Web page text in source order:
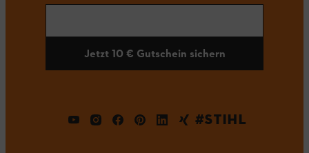
Jetzt 10 € Gutschein sichern
#STIHL